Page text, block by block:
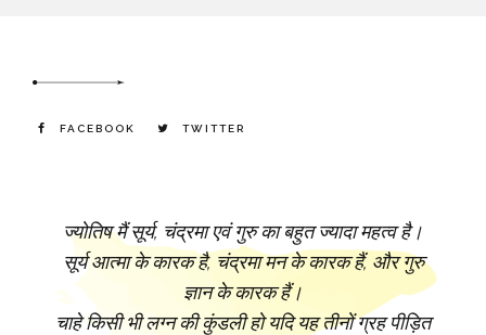
FACEBOOK TWITTER
ज्योतिष मैं सूर्य, चंद्रमा एवं गुरु का बहुत ज्यादा महत्व है।
सूर्य आत्मा के कारक है, चंद्रमा मन के कारक हैं, और गुरु
ज्ञान के कारक हैं।
चाहे किसी भी लग्न की कुंडली हो यदि यह तीनों ग्रह पीड़ित